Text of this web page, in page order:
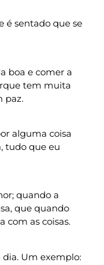
é sentado que se
boa e comer a
tem muita
paz.
alguma coisa
tudo que eu
quando a
que quando
com as coisas.
Um exemplo: